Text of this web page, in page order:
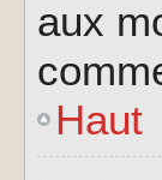
aux
Haut